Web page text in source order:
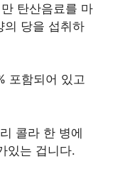
탄산음료를 마
의 당을 섭취하
포함되어 있고
콜라 한 병에
있는 겁니다.